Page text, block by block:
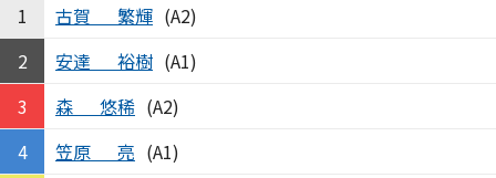
1 古賀 繁輝 (A2)
2
安達 裕樹 (A1)
3
森 悠稀 (A2)
4
笠原 亮 (A1)